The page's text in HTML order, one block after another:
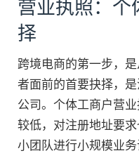
营业执照：个
择
跨境电商的第一步，
者面前的首要抉择，
公司。个体工商户营
较低，对注册地址要
小团队进行小规模业